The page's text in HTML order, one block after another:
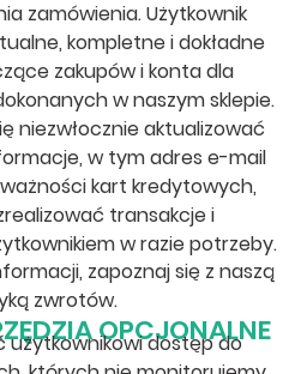
zamówienia. Użytkownik
kompletne i dokładne
zakupów i konta dla
w naszym sklepie.
niezwłocznie aktualizować
w tym adres e-mail
kart kredytowych,
transakcje i
w razie potrzeby.
zapoznaj się z naszą
zwrotów.
OPCJONALNE
użytkownikowi dostęp do